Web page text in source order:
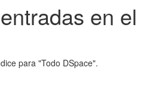
en el
para "Todo DSpace".